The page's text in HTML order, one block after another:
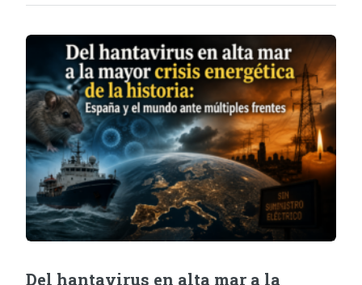
Del hantavirus en alta mar a la